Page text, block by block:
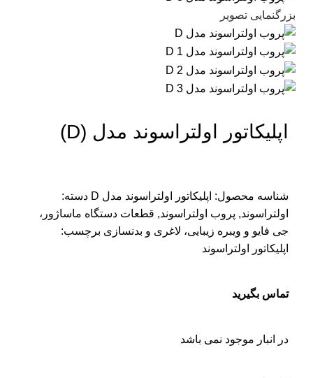
بزرگنمایی تصویر
اپلیکاتور اولتراسوند مدل (D)
شناسه محصول: اپلیکاتور اولتراسوند مدل D
دسته:
اولتراسوند, پروب اولتراسوند, قطعات دستگاه ماساژور،
جی فایو و ویبره زیبایی، لاغری و بدنسازی برچسب:
اپلیکاتور اولتراسوند
تماس بگیرید
در انبار موجود نمی باشد